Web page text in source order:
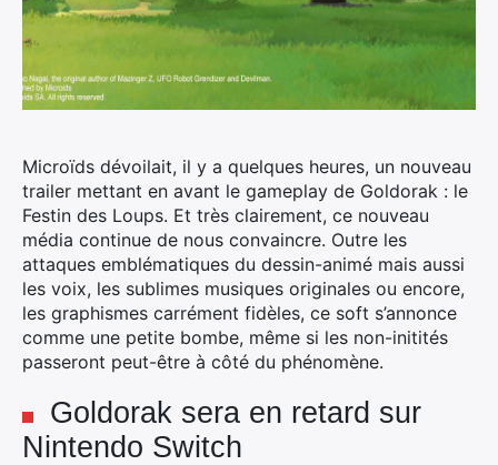
Microïds dévoilait, il y a quelques heures, un nouveau
trailer mettant en avant le gameplay de Goldorak : le
Festin des Loups. Et très clairement, ce nouveau
média continue de nous convaincre. Outre les
attaques emblématiques du dessin-animé mais aussi
les voix, les sublimes musiques originales ou encore,
les graphismes carrément fidèles, ce soft s’annonce
comme une petite bombe, même si les non-initités
passeront peut-être à côté du phénomène.
Goldorak sera en retard sur
Nintendo Switch